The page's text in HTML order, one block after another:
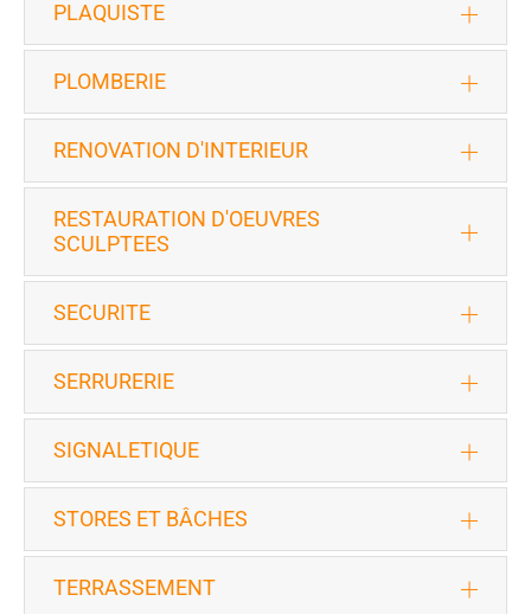
PLAQUISTE
PLOMBERIE
RENOVATION D'INTERIEUR
RESTAURATION D'OEUVRES
SCULPTEES
SECURITE
SERRURERIE
SIGNALETIQUE
STORES ET BÂCHES
TERRASSEMENT